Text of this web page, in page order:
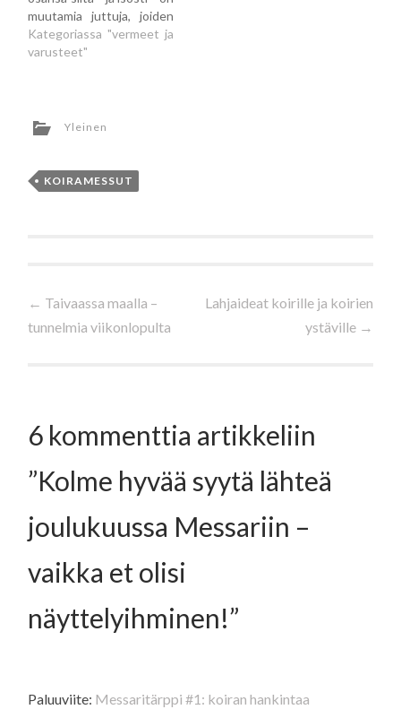
muutamia juttuja, joiden
käytännöllisyyttä arjessa
olen pohtinut ympäri
toiveiden pohjalta
joululahjatoivelistan, jos
vaikka joulupukki lukeekin
Kategoriassa "vermeet ja
varusteet"
Yleinen
KOIRAMESSUT
Artikkelien
← Taivaassa maalla –
tunnelmia viikonlopulta
Lahjaideat koirille ja koirien
ystäville →
6 kommenttia artikkeliin
”Kolme hyvää syytä lähteä
joulukuussa Messariin –
vaikka et olisi
näyttelyihminen!”
Paluuviite: Messaritärppi #1: koiran hankintaa